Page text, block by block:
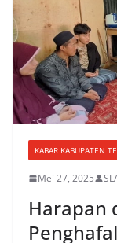
KABAR KABUPATEN
Mei 27, 2025
Harapan